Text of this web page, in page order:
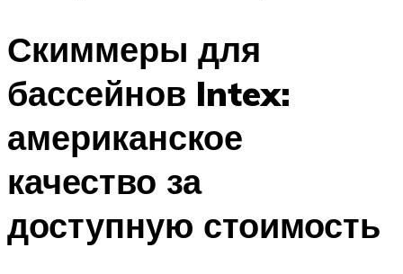
Скиммеры для
бассейнов Intex:
американское
качество за
доступную стоимость